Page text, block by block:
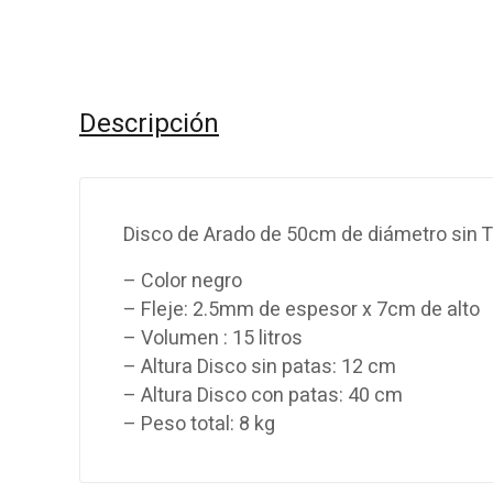
Descripción
Disco de Arado de 50cm de diámetro sin
– Color negro
– Fleje: 2.5mm de espesor x 7cm de alto
– Volumen : 15 litros
– Altura Disco sin patas: 12 cm
– Altura Disco con patas: 40 cm
– Peso total: 8 kg